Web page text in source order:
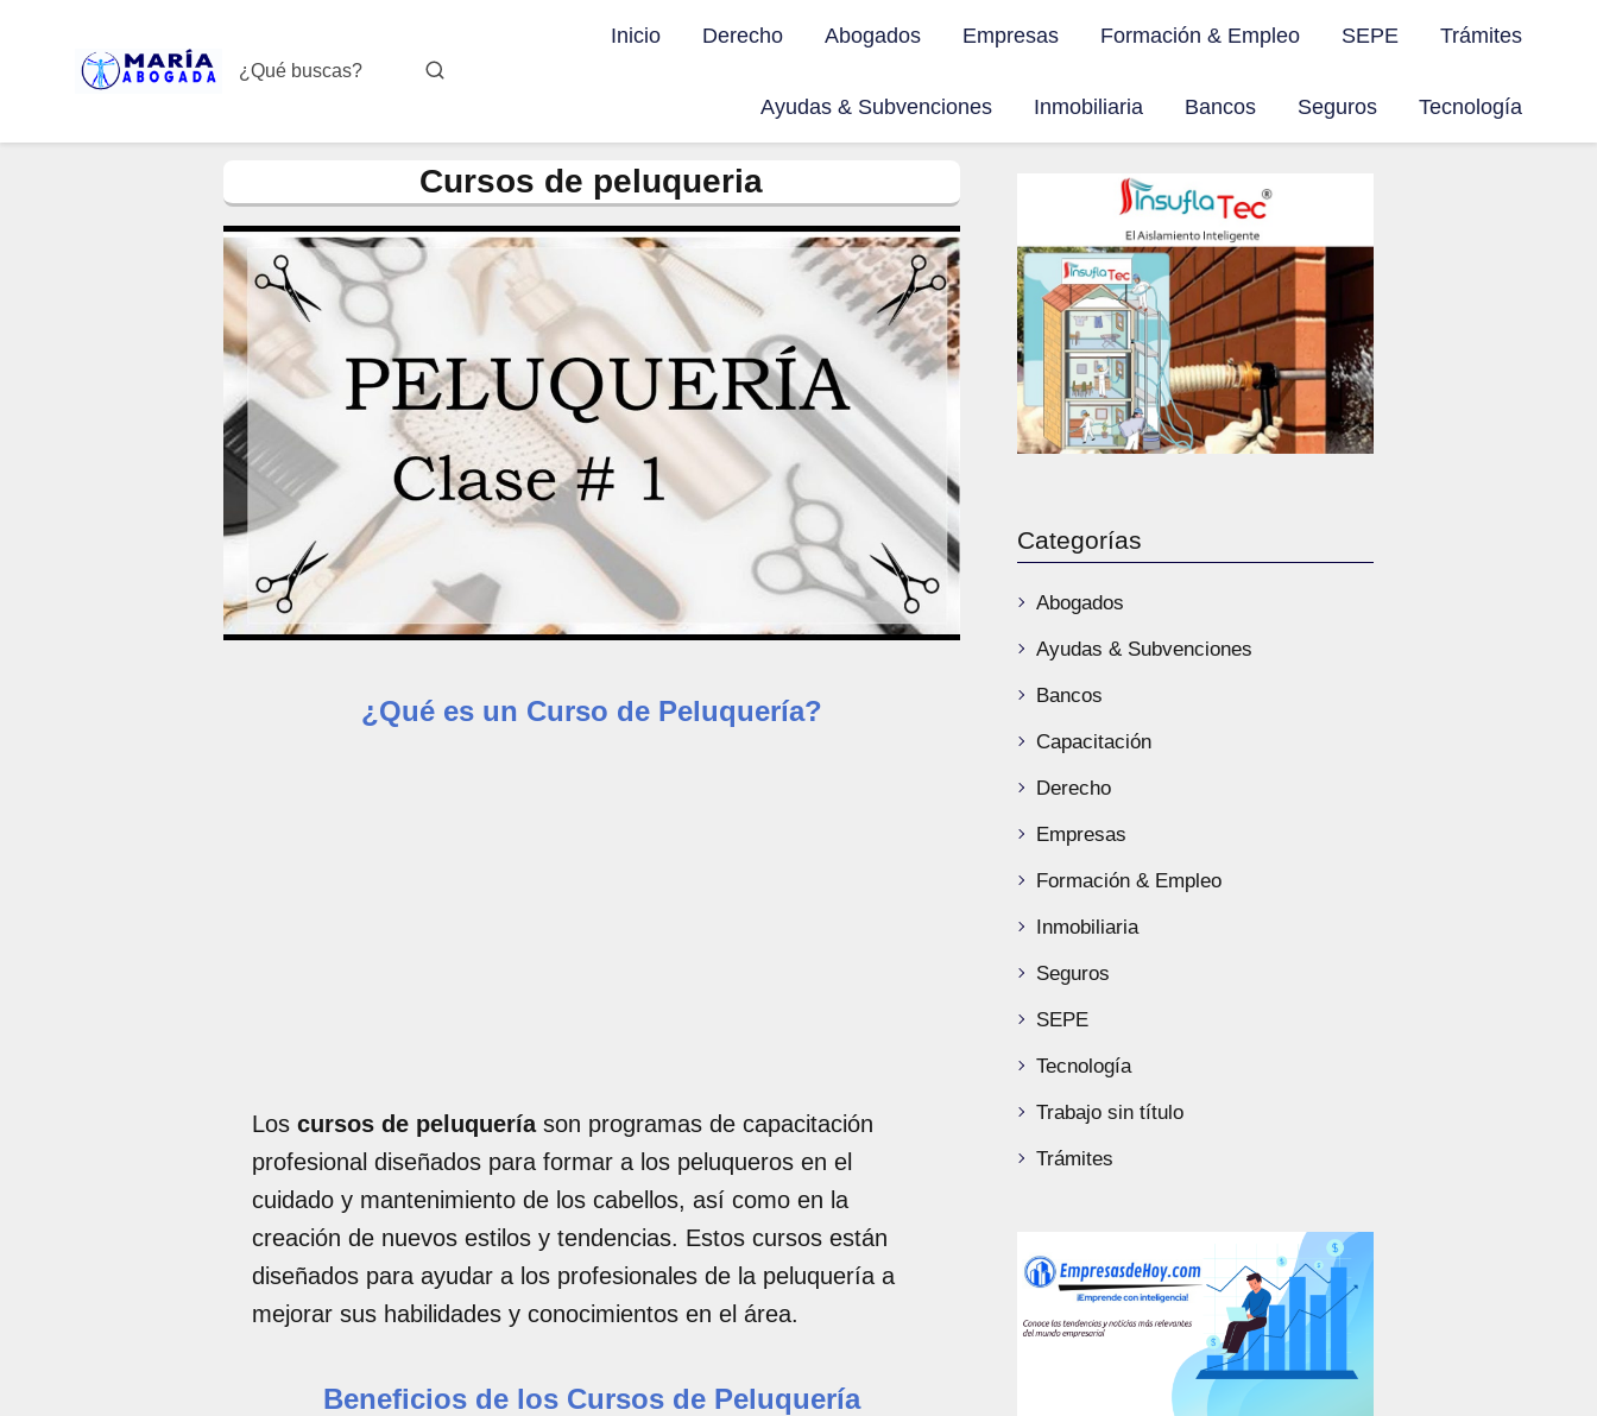
Inicio Derecho Abogados Empresas Formación & Empleo SEPE Trámites
Ayudas & Subvenciones Inmobiliaria Bancos Seguros Tecnología
Cursos de peluqueria
¿Qué es un Curso de Peluquería?
Los cursos de peluqueríason programas de capacitación
profesional diseñados para formar a los peluqueros en el
cuidado y mantenimiento de los cabellos, así como en la
creación de nuevos estilos y tendencias. Estos cursos están
diseñados para ayudar a los profesionales de la peluquería a
mejorar sus habilidades y conocimientos en el área.
Beneficios de los Cursos de Peluquería
Categorías
Abogados
Ayudas & Subvenciones
Bancos
Capacitación
Derecho
Empresas
Formación & Empleo
Inmobiliaria
Seguros
SEPE
Tecnología
Trabajo sin título
Trámites